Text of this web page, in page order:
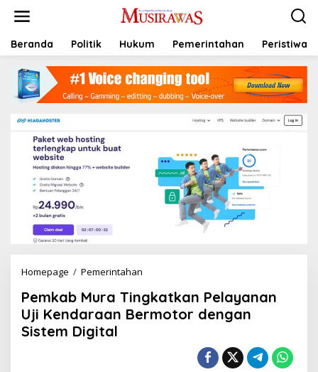
t
Beranda Politik Hukum Pemerintahan Peristiwa
Homepage / Pemerintahan
m
k
a
Pemkab Mura Tingkatkan Pelayanan
Uji Kendaraan Bermotor dengan
Sistem Digital